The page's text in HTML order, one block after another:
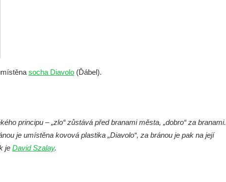
socha Diavolo (Ďábel).
principu – „zlo“ zůstává před branami města, „dobro“ za branami.
je umístěna kovová plastika „Diavolo“, za bránou je pak na její
je David Szalay.